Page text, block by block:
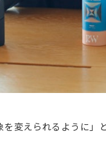
変えられるように